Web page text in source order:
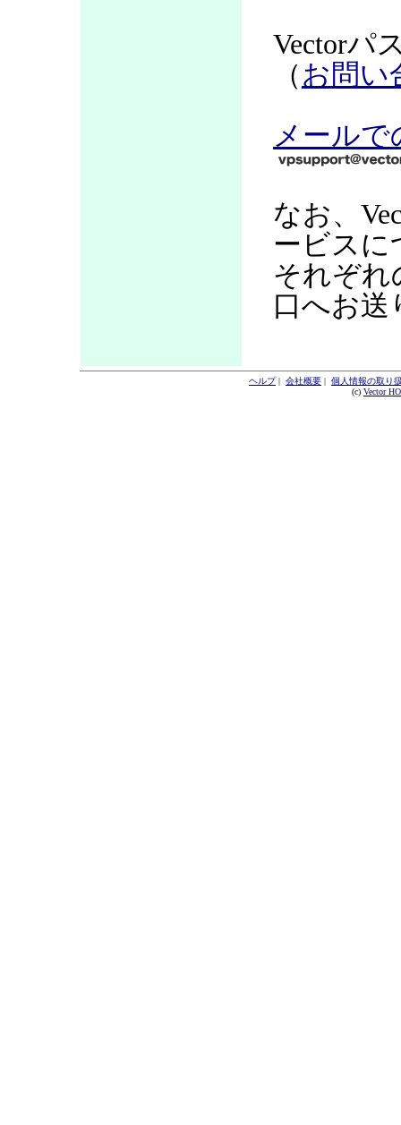
Vectorパ
（ お問い
メール
なお、
ービスに
それぞれ
口へお送
ヘルプ| 会社概要 | 個人情報の取り
(c) Vector